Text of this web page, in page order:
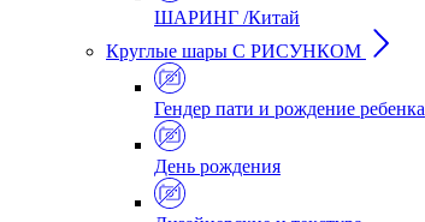
ШАРИНГ /Китай
Круглые шары С РИСУНКОМ
Гендер пати и рождение ребенка
День рождения